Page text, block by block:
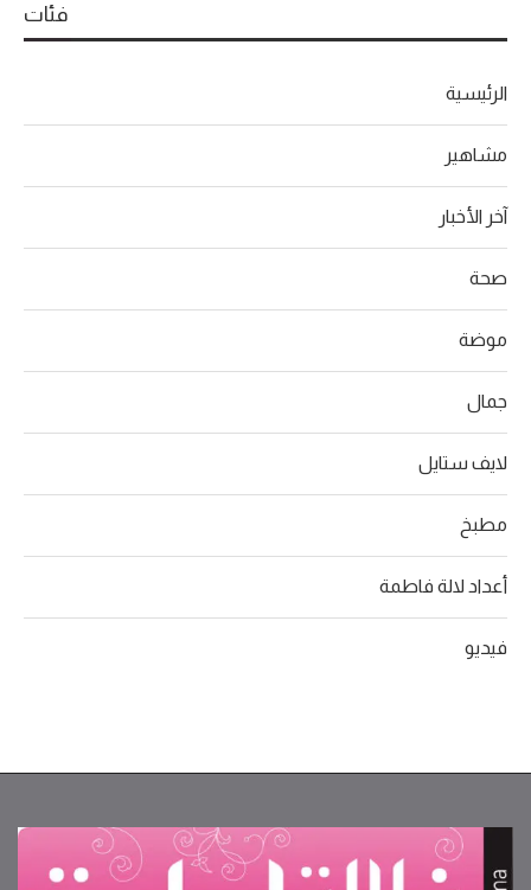
فئات
الرئيسية
مشاهير
آخر الأخبار
صحة
موضة
جمال
لايف ستايل
مطبخ
أعداد لالة فاطمة
فيديو